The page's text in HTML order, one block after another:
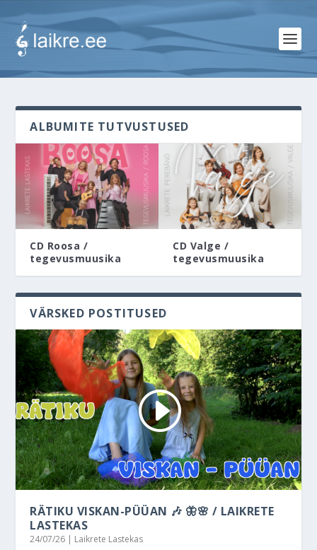
ALBUMITE TUTVUSTUSED
CD Roosa /
tegevusmuusika
CD Valge /
tegevusmuusika
VÄRSKED POSTITUSED
RÄTIKU VISKAN-PÜÜAN 🎶 🦋🌸 / LAIKRETE
LASTEKAS
24/07/26 | Laikrete Lastekas